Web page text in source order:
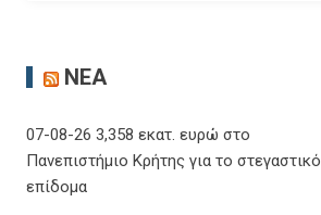
ΝΈΑ
07-08-26 3,358 εκατ. ευρώ στο
Πανεπιστήμιο Κρήτης για το στεγαστικό
επίδομα